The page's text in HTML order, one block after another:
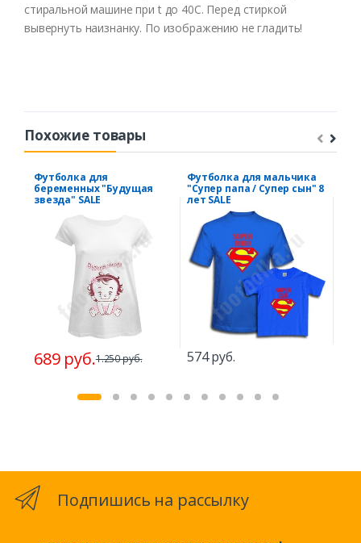
стиральной машине при t до 40С. Перед стиркой
вывернуть наизнанку. По изображению не гладить!
Похожие товары
Футболка для
беременных "Будущая
звезда" SALE
689 руб.1.250 руб.
Футболка для мальчика
"Супер папа / Супер сын" 8
лет SALE
574 руб.
Подпишись на рассылку